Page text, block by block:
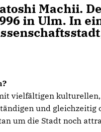
Machii.
in Ulm. In
vielfältigen
und gleichzeitig
um die Stadt noch